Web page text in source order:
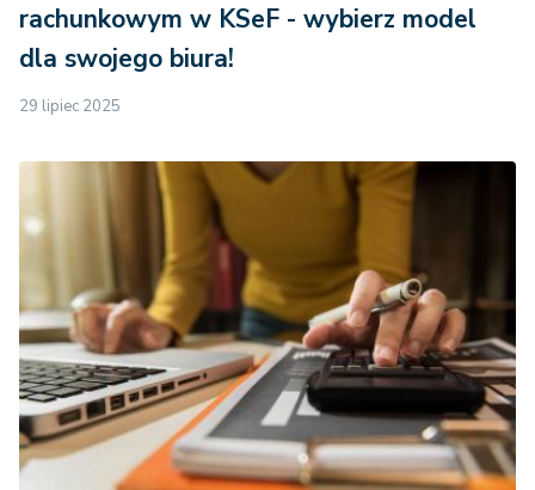
rachunkowym w KSeF - wybierz model
dla swojego biura!
29 lipiec 2025